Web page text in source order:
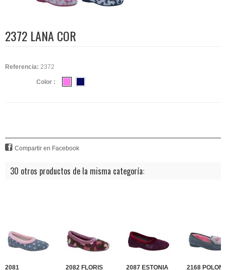
2372 LANA COR
Referencia: 2372
Color :
Compartir en Facebook
30 otros productos de la misma categoría:
2081 2082 FLORIS 2087 ESTONIA 2168